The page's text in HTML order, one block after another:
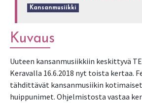
Kansanmusiikki
Kuvaus
Uuteen kansanmusiikkiin keskittyvä
Keravalla 16.6.2018 nyt toista kertaa.
tähdittävät kansanmusiikin
huippunimet. Ohjelmistosta vastaa